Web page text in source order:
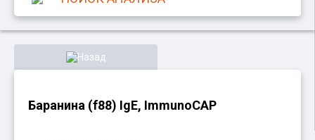
Назад
Баранина (f88) IgE, ImmunoCAP